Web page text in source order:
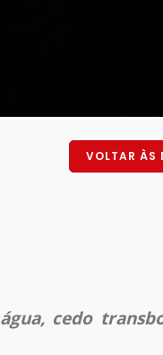
VOLTAR ÀS
água, cedo